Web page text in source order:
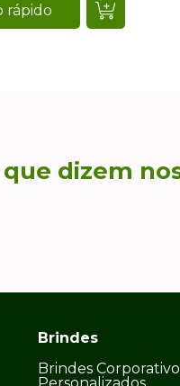
rápido
que dizem
Brindes
Brindes
Personalizados